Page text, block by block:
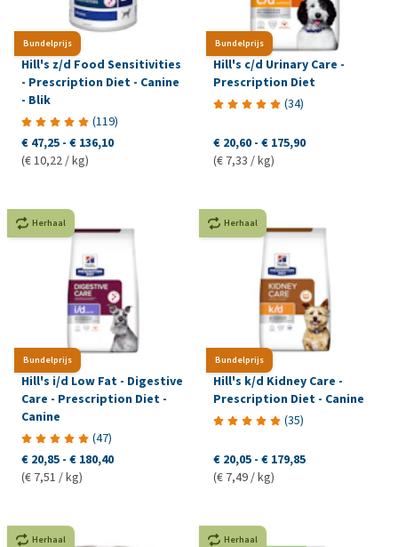
Bundelprijs
Hill's z/d Food Sensitivities
- Prescription Diet - Canine
- Blik
(119)
€ 47,25 - € 136,10
(€ 10,22 / kg)
Bundelprijs
Hill's c/d Urinary Care -
Prescription Diet
(34)
€ 20,60 - € 175,90
(€ 7,33 / kg)
Bundelprijs
Herhaal
Hill's i/d Low Fat - Digestive
Care - Prescription Diet -
Canine
(47)
€ 20,85 - € 180,40
(€ 7,51 / kg)
Bundelprijs
Herhaal
Hill's k/d Kidney Care -
Prescription Diet - Canine
(35)
€ 20,05 - € 179,85
(€ 7,49 / kg)
Herhaal Herhaal